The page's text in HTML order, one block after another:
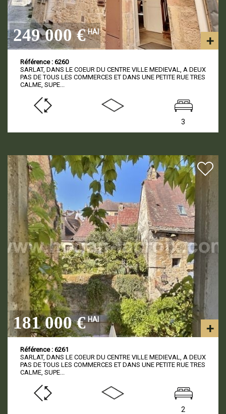
249 000 € HAI
Référence : 6260
SARLAT, DANS LE COEUR DU CENTRE VILLE MEDIEVAL, A DEUX
PAS DE TOUS LES COMMERCES ET DANS UNE PETITE RUE TRES
CALME, SUPE...
3
181 000 € HAI
Référence : 6261
SARLAT, DANS LE COEUR DU CENTRE VILLE MEDIEVAL, A DEUX
PAS DE TOUS LES COMMERCES ET DANS UNE PETITE RUE TRES
CALME, SUPE...
2